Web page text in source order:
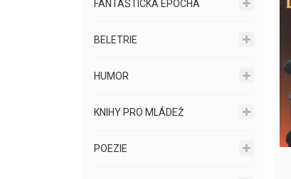
FANTASTICKÁ EPOCHA
BELETRIE
HUMOR
KNIHY PRO MLÁDEŽ
POEZIE